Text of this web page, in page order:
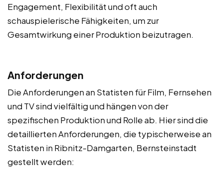
Engagement, Flexibilität und oft auch
schauspielerische Fähigkeiten, um zur
Gesamtwirkung einer Produktion beizutragen.
Anforderungen
Die Anforderungen an Statisten für Film, Fernsehen
und TV sind vielfältig und hängen von der
spezifischen Produktion und Rolle ab. Hier sind die
detaillierten Anforderungen, die typischerweise an
Statisten in Ribnitz-Damgarten, Bernsteinstadt
gestellt werden: